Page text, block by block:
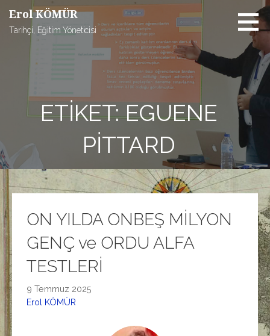
atla
Erol KÖMÜR
Tarihçi, Eğitim Yöneticisi
ETIKET: EGUENE
PITTARD
ON YILDA ONBEŞ MİLYON
GENÇ ve ORDU ALFA
TESTLERİ
9 Temmuz 2025
Erol KÖMÜR